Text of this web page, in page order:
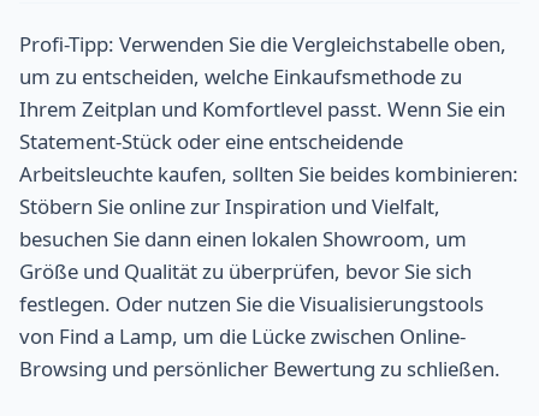
Profi-Tipp: Verwenden Sie die Vergleichstabelle oben,
um zu entscheiden, welche Einkaufsmethode zu
Ihrem Zeitplan und Komfortlevel passt. Wenn Sie ein
Statement-Stück oder eine entscheidende
Arbeitsleuchte kaufen, sollten Sie beides kombinieren:
Stöbern Sie online zur Inspiration und Vielfalt,
besuchen Sie dann einen lokalen Showroom, um
Größe und Qualität zu überprüfen, bevor Sie sich
festlegen. Oder nutzen Sie die Visualisierungstools
von Find a Lamp, um die Lücke zwischen Online-
Browsing und persönlicher Bewertung zu schließen.